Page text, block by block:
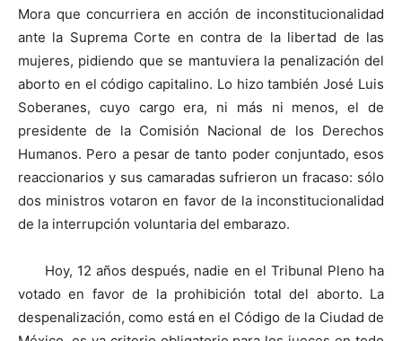
Mora que concurriera en acción de inconstitucionalidad
ante la Suprema Corte en contra de la libertad de las
mujeres, pidiendo que se mantuviera la penalización del
aborto en el código capitalino. Lo hizo también José Luis
Soberanes, cuyo cargo era, ni más ni menos, el de
presidente de la Comisión Nacional de los Derechos
Humanos. Pero a pesar de tanto poder conjuntado, esos
reaccionarios y sus camaradas sufrieron un fracaso: sólo
dos ministros votaron en favor de la inconstitucionalidad
de la interrupción voluntaria del embarazo.
Hoy, 12 años después, nadie en el Tribunal Pleno ha
votado en favor de la prohibición total del aborto. La
despenalización, como está en el Código de la Ciudad de